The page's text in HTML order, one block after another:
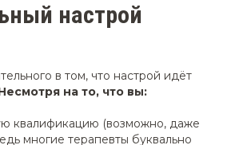
настрой
в том, что настрой идёт
на то, что вы:
квалификацию (возможно, даже
многие терапевты буквально